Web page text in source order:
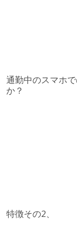
通勤中のスマホ
か？
特徴その2、